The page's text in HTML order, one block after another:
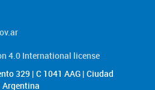
4.0 International license
329 | C 1041 AAG | Ciudad
Argentina